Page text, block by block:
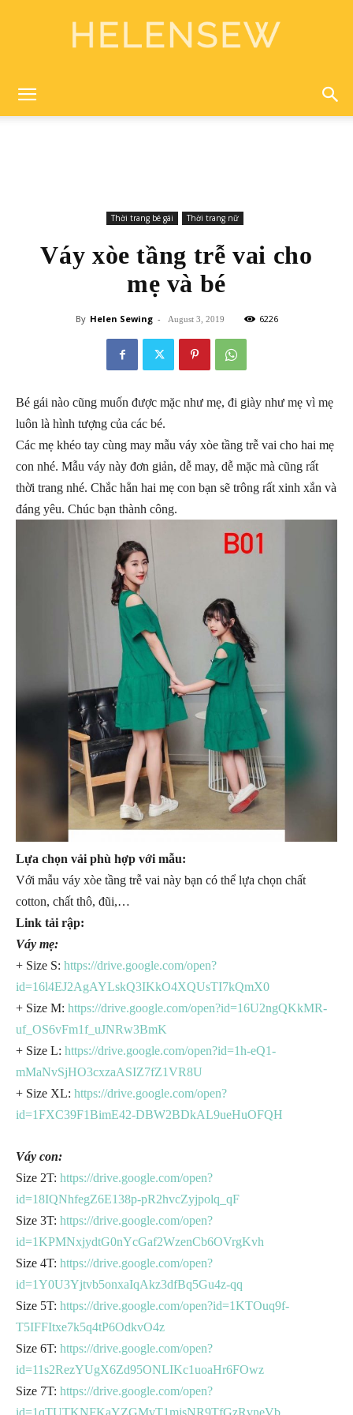
Thời trang bé gái Thời trang nữ
Váy xòe tầng trễ vai cho
mẹ và bé
By Helen Sewing - August 3, 2019 6226
Bé gái nào cũng muốn được mặc như mẹ, đi giày như mẹ vì mẹ
luôn là hình tượng của các bé.
Các mẹ khéo tay cùng may mẫu váy xòe tầng trễ vai cho hai mẹ
con nhé. Mẫu váy này đơn giản, dễ may, dễ mặc mà cũng rất
thời trang nhé. Chắc hẳn hai mẹ con bạn sẽ trông rất xinh xắn và
đáng yêu. Chúc bạn thành công.
Lựa chọn vải phù hợp với mẫu:
Với mẫu váy xòe tầng trễ vai này bạn có thể lựa chọn chất
cotton, chất thô, đũi,…
Link tải rập:
Váy mẹ:
+ Size S: https://drive.google.com/open?
id=16l4EJ2AgAYLskQ3IKkO4XQUsTI7kQmX0
+ Size M: https://drive.google.com/open?id=16U2ngQKkMR-
uf_OS6vFm1f_uJNRw3BmK
+ Size L: https://drive.google.com/open?id=1h-eQ1-
mMaNvSjHO3cxzaASIZ7fZ1VR8U
+ Size XL: https://drive.google.com/open?
id=1FXC39F1BimE42-DBW2BDkAL9ueHuOFQH
Váy con:
Size 2T: https://drive.google.com/open?
id=18IQNhfegZ6E138p-pR2hvcZyjpolq_qF
Size 3T: https://drive.google.com/open?
id=1KPMNxjydtG0nYcGaf2WzenCb6OVrgKvh
Size 4T: https://drive.google.com/open?
id=1Y0U3Yjtvb5onxaIqAkz3dfBq5Gu4z-qq
Size 5T: https://drive.google.com/open?id=1KTOuq9f-
T5IFFItxe7k5q4tP6OdkvO4z
Size 6T: https://drive.google.com/open?
id=11s2RezYUgX6Zd95ONLIKc1uoaHr6FOwz
Size 7T: https://drive.google.com/open?